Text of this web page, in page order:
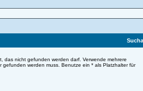
das nicht gefunden werden darf. Verwende mehrere
gefunden werden muss. Benutze ein * als Platzhalter für